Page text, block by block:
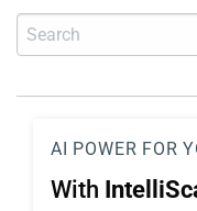
AI POWER FOR
With